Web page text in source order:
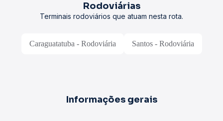
Rodoviárias
Terminais rodoviários que atuam nesta rota.
Caraguatatuba - Rodoviária Santos - Rodoviária
Informações gerais